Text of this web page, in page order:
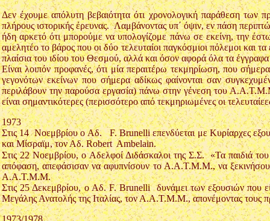
Δεν έχουμε απόλυτη βεβαιότητα ότι χρονολογική παράθεση των
πλήρους ιστορικής έρευνας. Λαμβάνοντας υπ΄ όψιν, εν πάση
ήδη αρκετό ότι μπορούμε να υπολογίζομε πάνω σε εκείνη, την
αμελητέο το βάρος που οι δύο τελευταίοι παγκόσμιοι πόλεμοι και
πλαίσια του ιδίου του Θεσμού, αλλά και όσον αφορά όλα τα
Είναι λοιπόν προφανές, ότι μία περαιτέρω τεκμηρίωση, που
γεγονότων εκείνων που σήμερα αδίκως φαίνονται σαν
περιλάβουν την παρούσα εργασία) πάνω στην γένεση του
είναι σημαντικότερες (περισσότερο από τεκμηριωμένες οι
1973
Στις 14 Νοεμβρίου ο Αδ. F. Brunelli επενδύεται με Κυρίαρχες
και Μίσραϊμ, τον Αδ. Robert Ambelain.
Στις 22 Νοεμβρίου, ο Αδελφοί Διδάσκαλοι της Σ.Σ. «Τα παιδιά
απόφαση, απεφάσισαν να αφυπνίσουν το Α.Α.Τ.Μ.Μ., να ξεκινήσουν
Α.Α.Τ.Μ.Μ.
Στις 25 Δεκεμβρίου, ο Αδ. F. Brunelli δυνάμει των εξουσιών που
Μεγάλης Ανατολής της Ιταλίας, τον Α.Α.Τ.Μ.Μ., απονέμοντας τους
1973/1978